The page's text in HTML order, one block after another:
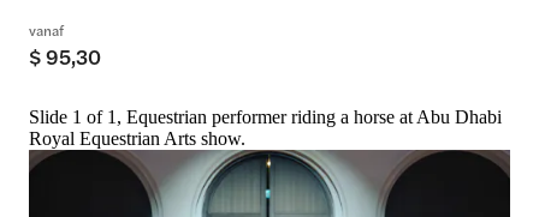
vanaf
$ 95,30
Slide 1 of 1, Equestrian performer riding a horse at Abu Dhabi
Royal Equestrian Arts show.